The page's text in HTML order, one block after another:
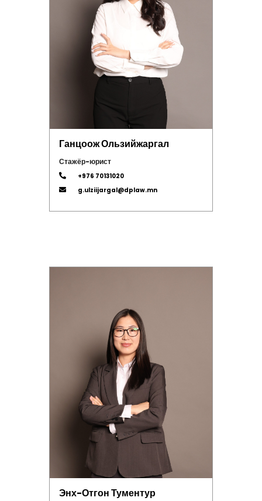
Ганцоож Ользийжаргал
Стажёр-юрист
+976 70131020
g.ulziijargal@dplaw.mn
Энх-Отгон Тументур